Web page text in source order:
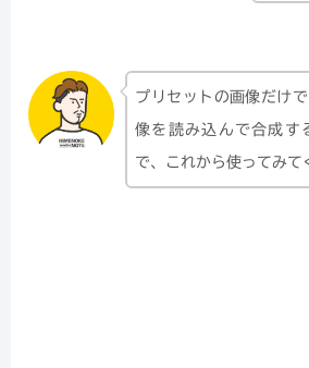
プリセットの画像だけ
像を読み込んで合成す
で、これから使ってみて